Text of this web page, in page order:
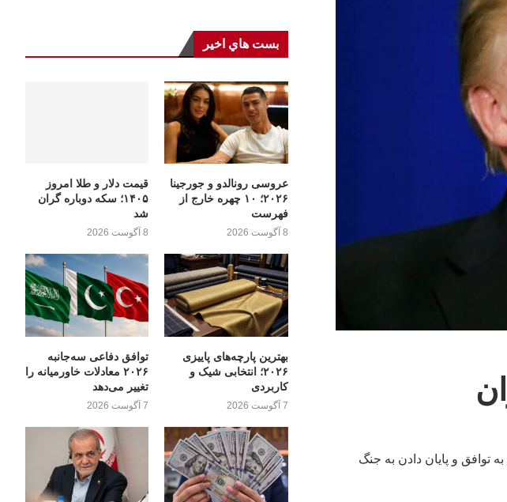
ایران برای رسیدن به توافق و پایان دادن به جنگ
بست هاي اخير
عروسی رونالدو و جورجینا
۲۰۲۶؛ ۱۰ چهره خارج از
فهرست
8 آگوست 2026
قیمت دلار و طلا امروز
۱۴۰۵؛ سکه دوباره گران
شد
8 آگوست 2026
بهترین پارچه‌های پاییزی
۲۰۲۶؛ انتخابی شیک و
کاربردی
7 آگوست 2026
توافق دفاعی سه‌جانبه
۲۰۲۶ معادلات خاورمیانه را
تغییر می‌دهد
7 آگوست 2026